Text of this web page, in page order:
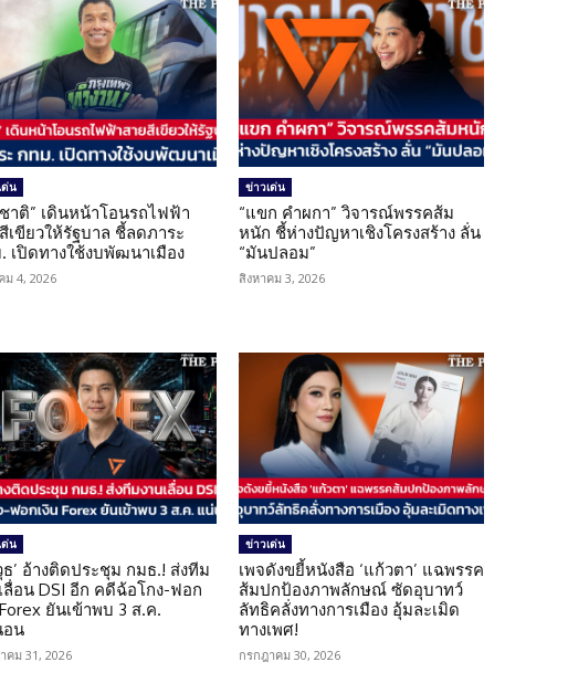
ด่น
าติ” เดินหน้าโอนรถไฟฟ้า
เขียวให้รัฐบาล ชี้ลดภาระ
เปิดทางใช้งบพัฒนาเมือง
ม 4, 2026
ข่าวเด่น
“แขก คำผกา” วิจารณ์พรรคส้ม
หนัก ชี้ห่างปัญหาเชิงโครงสร้าง ลั่น
“มันปลอม”
สิงหาคม 3, 2026
ด่น
ธ’ อ้างติดประชุม กมธ.! ส่งทีม
ลื่อน DSI อีก คดีฉ้อโกง-ฟอก
ยันเข้าพบ 3 ส.ค.
น
คม 31, 2026
ข่าวเด่น
เพจดังขยี้หนังสือ ‘แก้วตา’ แฉพรรค
ส้มปกป้องภาพลักษณ์ ซัดอุบาทว์
ลัทธิคลั่งทางการเมือง อุ้มละเมิด
ทางเพศ!
กรกฎาคม 30, 2026